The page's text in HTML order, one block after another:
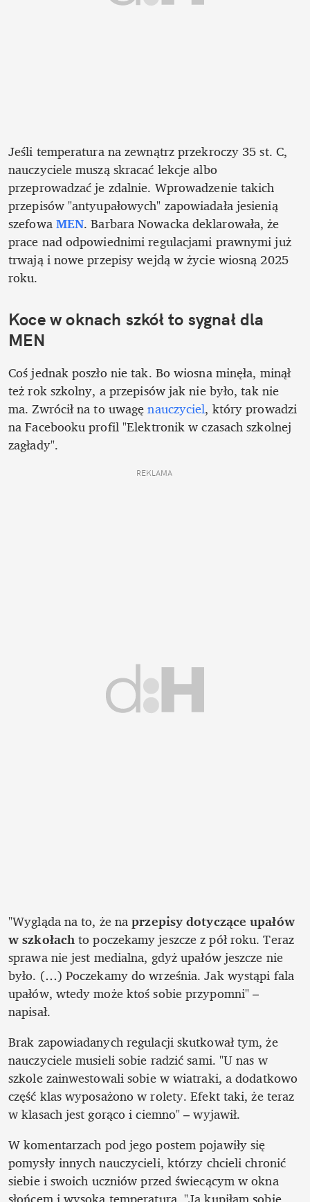
Jeśli temperatura na zewnątrz przekroczy 35 st. C,
nauczyciele muszą skracać lekcje albo
przeprowadzać je zdalnie. Wprowadzenie takich
przepisów "antyupałowych" zapowiadała jesienią
szefowa MEN. Barbara Nowacka deklarowała, że
prace nad odpowiednimi regulacjami prawnymi już
trwają i nowe przepisy wejdą w życie wiosną 2025
roku.
Koce w oknach szkół to sygnał dla
MEN
Coś jednak poszło nie tak. Bo wiosna minęła, minął
też rok szkolny, a przepisów jak nie było, tak nie
ma. Zwrócił na to uwagę nauczyciel, który prowadzi
na Facebooku profil "Elektronik w czasach szkolnej
zagłady".
REKLAMA
"Wygląda na to, że na przepisy dotyczące upałów
w szkołach to poczekamy jeszcze z pół roku. Teraz
sprawa nie jest medialna, gdyż upałów jeszcze nie
było. (…) Poczekamy do września. Jak wystąpi fala
upałów, wtedy może ktoś sobie przypomni" –
napisał.
Brak zapowiadanych regulacji skutkował tym, że
nauczyciele musieli sobie radzić sami. "U nas w
szkole zainwestowali sobie w wiatraki, a dodatkowo
część klas wyposażono w rolety. Efekt taki, że teraz
w klasach jest gorąco i ciemno" – wyjawił.
W komentarzach pod jego postem pojawiły się
pomysły innych nauczycieli, którzy chcieli chronić
siebie i swoich uczniów przed świecącym w okna